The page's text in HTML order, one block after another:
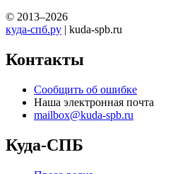
© 2013–2026
куда-спб.ру | kuda-spb.ru
Контакты
Сообщить об ошибке
Наша электронная почта
mailbox@kuda-spb.ru
Куда-СПБ